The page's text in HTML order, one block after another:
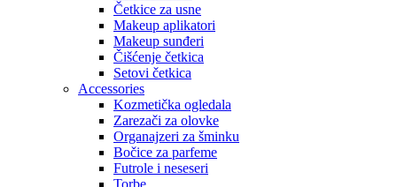
Četkice za usne
Makeup aplikatori
Makeup sunđeri
Čišćenje četkica
Setovi četkica
Accessories
Kozmetička ogledala
Zarezači za olovke
Organajzeri za šminku
Bočice za parfeme
Futrole i neseseri